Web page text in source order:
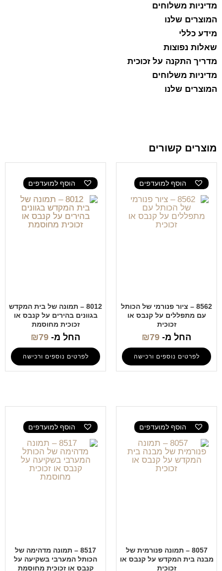
מדיניות משלוחים
המוצרים שלנו
מידע כללי
שאלות נפוצות
מדריך התקנה על זכוכית
מדיניות משלוחים
המוצרים שלנו
מוצרים קשורים
הוסף למועדפים
8562 – ציור פנורמי של הכותל
עם מתפללים על קנבס או
זכוכית
החל מ- ₪79
לפרטים נוספים ורכישה
הוסף למועדפים
8012 – תמונה של בית המקדש
בגוונים בהירים על קנבס או
זכוכית מחוסמת
החל מ- ₪79
לפרטים נוספים ורכישה
הוסף למועדפים
8057 – תמונה פנורמית של
מבנה בית המקדש על קנבס או
זכוכית
הוסף למועדפים
8517 – תמונה מדהימה של
הכותל המערבי בשקיעה על
קנבס או זכוכית מחוסמת